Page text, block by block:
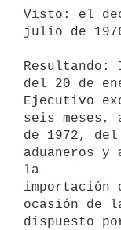
Visto: el
julio de
del 20 de
Ejecutivo
seis
de 1972, del
aduaneros
la
importación
ocasión de
dispuesto